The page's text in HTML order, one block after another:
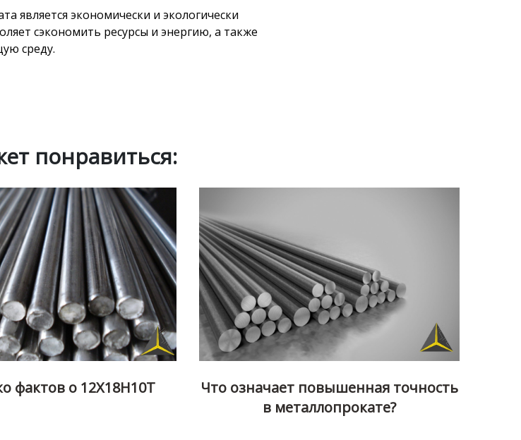
является экономически и экологически
сэкономить ресурсы и энергию, а также
среду.
понравиться:
фактов о 12Х18Н10Т
Что означает повышенная точность
в металлопрокате?